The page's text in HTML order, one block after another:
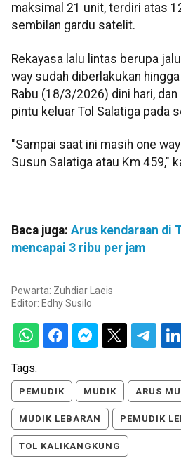
maksimal 21 unit, terdiri atas
sembilan gardu satelit.
Rekayasa lalu lintas berupa
way sudah diberlakukan
Rabu (18/3/2026) dini hari,
pintu keluar Tol Salatiga pada
"Sampai saat ini masih one
Susun Salatiga atau Km 459,"
Baca juga: Arus kendaraan di
mencapai 3 ribu per jam
Pewarta: Zuhdiar Laeis
Editor: Edhy Susilo
Tags:
PEMUDIK MUDIK ARUS
MUDIK LEBARAN PEMUDIK
TOL KALIKANGKUNG